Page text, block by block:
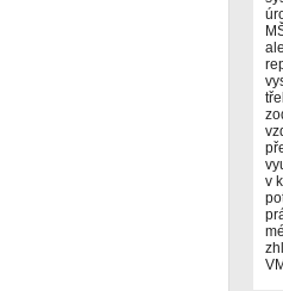
v
VM